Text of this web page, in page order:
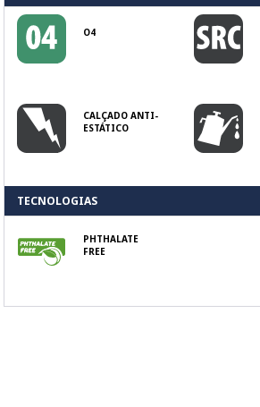
O4
CALÇADO ANTI-
ESTÁTICO
TECNOLOGIAS
PHTHALATE
FREE